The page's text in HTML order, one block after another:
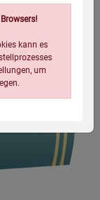
kann es
um